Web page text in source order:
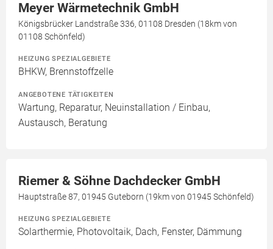
Meyer Wärmetechnik GmbH
Königsbrücker Landstraße 336, 01108 Dresden (18km von
01108 Schönfeld)
HEIZUNG SPEZIALGEBIETE
BHKW, Brennstoffzelle
ANGEBOTENE TÄTIGKEITEN
Wartung, Reparatur, Neuinstallation / Einbau,
Austausch, Beratung
Riemer & Söhne Dachdecker GmbH
Hauptstraße 87, 01945 Guteborn (19km von 01945 Schönfeld)
HEIZUNG SPEZIALGEBIETE
Solarthermie, Photovoltaik, Dach, Fenster, Dämmung